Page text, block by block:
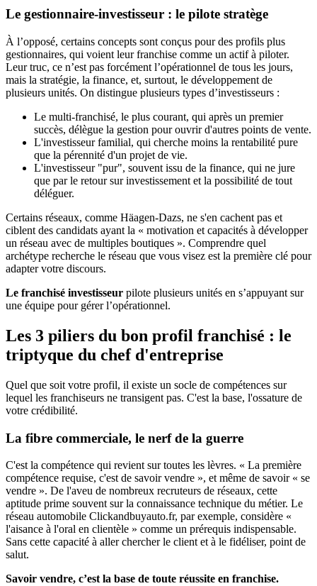
Le gestionnaire-investisseur : le pilote stratège
À l’opposé, certains concepts sont conçus pour des profils plus
gestionnaires, qui voient leur franchise comme un actif à piloter.
Leur truc, ce n’est pas forcément l’opérationnel de tous les jours,
mais la stratégie, la finance, et, surtout, le développement de
plusieurs unités. On distingue plusieurs types d’investisseurs :
Le multi-franchisé, le plus courant, qui après un premier
succès, délègue la gestion pour ouvrir d'autres points de vente.
L'investisseur familial, qui cherche moins la rentabilité pure
que la pérennité d'un projet de vie.
L'investisseur "pur", souvent issu de la finance, qui ne jure
que par le retour sur investissement et la possibilité de tout
déléguer.
Certains réseaux, comme Häagen-Dazs, ne s'en cachent pas et
ciblent des candidats ayant la « motivation et capacités à développer
un réseau avec de multiples boutiques ». Comprendre quel
archétype recherche le réseau que vous visez est la première clé pour
adapter votre discours.
Le franchisé investisseur pilote plusieurs unités en s’appuyant sur
une équipe pour gérer l’opérationnel.
Les 3 piliers du bon profil franchisé : le
triptyque du chef d'entreprise
Quel que soit votre profil, il existe un socle de compétences sur
lequel les franchiseurs ne transigent pas. C'est la base, l'ossature de
votre crédibilité.
La fibre commerciale, le nerf de la guerre
C'est la compétence qui revient sur toutes les lèvres. « La première
compétence requise, c'est de savoir vendre », et même de savoir « se
vendre ». De l'aveu de nombreux recruteurs de réseaux, cette
aptitude prime souvent sur la connaissance technique du métier. Le
réseau automobile Clickandbuyauto.fr, par exemple, considère «
l'aisance à l'oral en clientèle » comme un prérequis indispensable.
Sans cette capacité à aller chercher le client et à le fidéliser, point de
salut.
Savoir vendre, c’est la base de toute réussite en franchise.